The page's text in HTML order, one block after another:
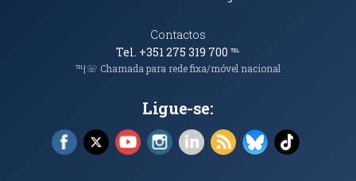
Contactos
Tel. +351 275 319 700℡
℡|☏ Chamada para rede fixa/móvel nacional
Ligue-se:
Facebook (abre em nova janela)
X (abre em nova janela)
YouTube (abre em nova janela)
Instagram (abre em nova janela)
LinkedIn (abre em nova
RSS (abre em nova
Bluesky (abre
TikTok